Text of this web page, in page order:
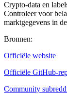
Crypto-data en
Controleer voor
marktgegevens in
Bronnen:
Officiële website
Officiële GitHub-
Community